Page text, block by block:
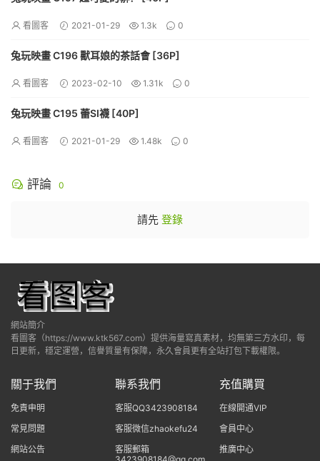
看圖客 2021-01-29 1.3k 0
兔玩映畫 C196 獸耳娘的茶話會 [36P]
看圖客 2023-02-10 1.31k 0
兔玩映畫 C195 蕾SI襪 [40P]
看圖客 2021-01-29 1.48k 0
評論 0
請先 登錄
網站簡介
看圖客（https://www.ktk567.com）提供海量寫真素材，均無第三方水印，每
日更新，穩定運營，信譽質量有保障，永久會員更有全站打包下載權限。
關于我們
免責申明
常見問題
網站公告
聯系我們
客服QQ3423908184
客服微信zhaokefu24
客服郵箱
充值購買
在線開通VIP
會員中心
推廣中心